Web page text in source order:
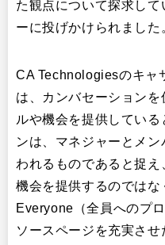
た観点について探求し
ーに投げかけられました
CA Technologiesのキャ
は、カンバセーション
ルや機会を提供してい
ンは、マネジャーとメ
われるものであると捉
機会を提供するのでは
Everyone（全員へのプ
ソースページを充実さ